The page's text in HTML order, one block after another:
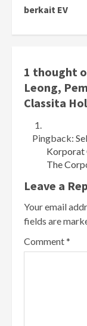
berkait EV
1 thought
Leong,
Classita
Pingback:
Korporat
The
Leave a
Your email
fields are
Comment*